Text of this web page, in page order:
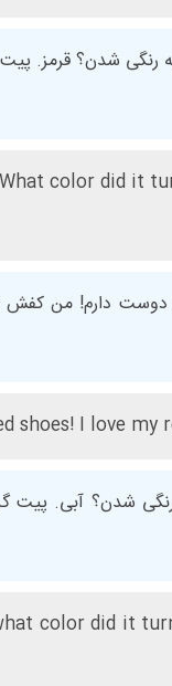
شدن؟ قرمز. پیت
color did it
دارم! من کفش
shoes! I love my
شدن؟ آبی. پیت
color did it